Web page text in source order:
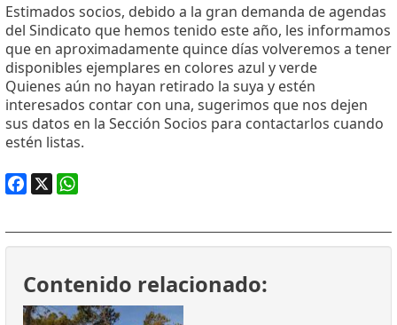
Estimados socios, debido a la gran demanda de agendas
del Sindicato que hemos tenido este año, les informamos
que en aproximadamente quince días volveremos a tener
disponibles ejemplares en colores azul y verde
Quienes aún no hayan retirado la suya y estén
interesados contar con una, sugerimos que nos dejen
sus datos en la Sección Socios para contactarlos cuando
estén listas.
Contenido relacionado: